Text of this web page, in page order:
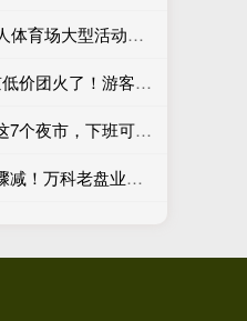
线上炒股配资网站 8月1日工人体育场大型活动期间车站运营措施调整
重庆股票配资公司 398元北京低价团火了！游客3天瘦10斤，网友吐槽二十年没变样
配资好评股票配资门户 北京这7个夜市，下班可以去转转
炒股配资软件平台 通勤班车骤减！万科老盘业主的出行焦虑待解……